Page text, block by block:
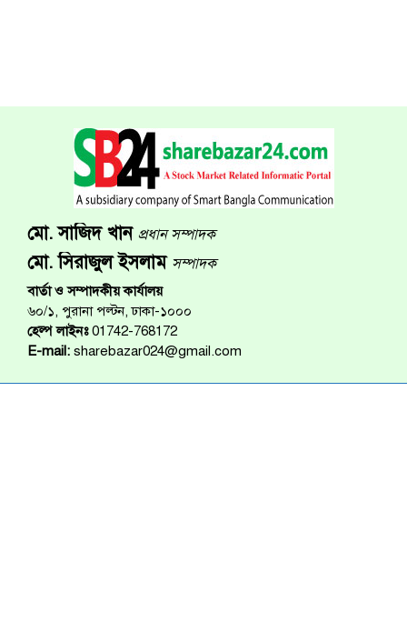
মো. সাজিদ খান প্রধান সম্পাদক
মো. সিরাজুল ইসলাম সম্পাদক
বার্তা ও সম্পাদকীয় কার্যালয়
৬০/১, পুরানা পল্টন, ঢাকা-১০০০
হেল্প লাইনঃ01742-768172
E-mail: sharebazar024@gmail.com